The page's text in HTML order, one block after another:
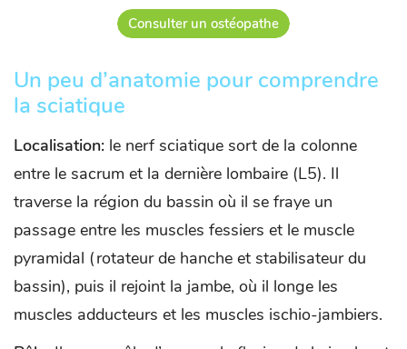
Consulter un ostéopathe
Un peu d’anatomie pour comprendre
la sciatique
Localisation: le nerf sciatique sort de la colonne
entre le sacrum et la dernière lombaire (L5). Il
traverse la région du bassin où il se fraye un
passage entre les muscles fessiers et le muscle
pyramidal (rotateur de hanche et stabilisateur du
bassin), puis il rejoint la jambe, où il longe les
muscles adducteurs et les muscles ischio-jambiers.